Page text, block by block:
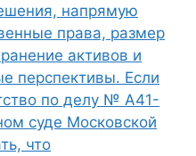
напрямую
права, размер
активов и
перспективы. Если
по делу № А41-
суде Московской
что